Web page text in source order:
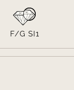
F/G SI1